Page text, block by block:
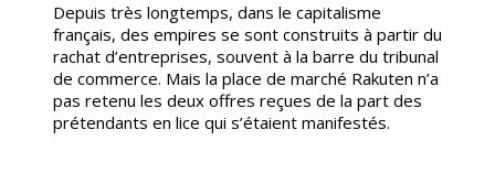
Depuis très longtemps, dans le capitalisme
français, des empires se sont construits à partir du
rachat d’entreprises, souvent à la barre du tribunal
de commerce. Mais la place de marché Rakuten n’a
pas retenu les deux offres reçues de la part des
prétendants en lice qui s’étaient manifestés.